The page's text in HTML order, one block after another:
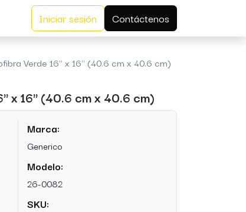
Iniciar sesión Contáctenos
Verde 16" x 16" (40.6 cm x 40.6 cm)
x 16" (40.6 cm x 40.6 cm)
Marca:
Generico
Modelo:
26-0082
SKU: